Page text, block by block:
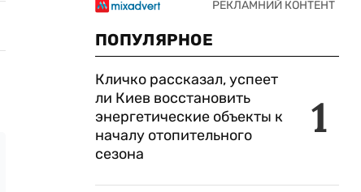
ПОПУЛЯРНОЕ
1
Кличко рассказал, успеет
ли Киев восстановить
энергетические объекты к
началу отопительного
сезона